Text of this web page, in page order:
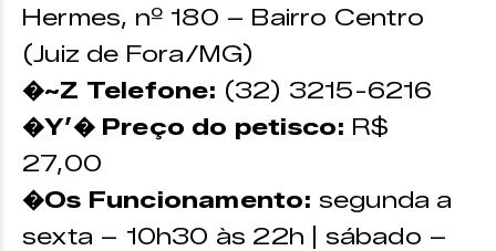
Hermes, nº 180 – Bairro Centro
(Juiz de Fora/MG)
�~Z Telefone: (32) 3215-6216
�Y’� Preço do petisco: R$
27,00
�Os Funcionamento: segunda a
sexta – 10h30 às 22h | sábado –